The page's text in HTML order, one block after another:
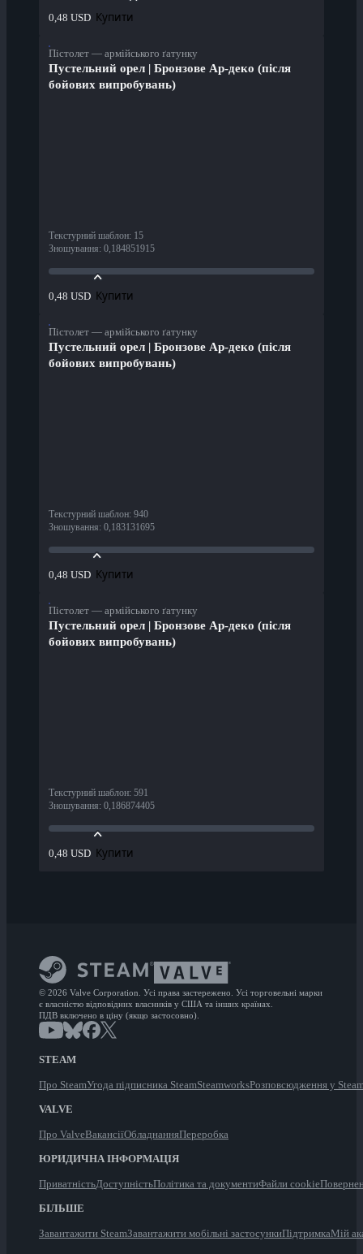
0,48 USD Купити
Пістолет — армійського ґатунку
Пустельний орел | Бронзове Ар-деко (після
бойових випробувань)
Текстурний шаблон: 15
Зношування: 0,184851915
0,48 USD Купити
Пістолет — армійського ґатунку
Пустельний орел | Бронзове Ар-деко (після
бойових випробувань)
Текстурний шаблон: 940
Зношування: 0,183131695
0,48 USD Купити
Пістолет — армійського ґатунку
Пустельний орел | Бронзове Ар-деко (після
бойових випробувань)
Текстурний шаблон: 591
Зношування: 0,186874405
0,48 USD Купити
© 2026 Valve Corporation. Усі права застережено. Усі торговельні марки
є власністю відповідних власників у США та інших країнах.
ПДВ включено в ціну (якщо застосовно).
STEAM
Про SteamУгода підписника SteamSteamworksРозповсюдження у
VALVE
Про ValveВакансіїОбладнанняПереробка
ЮРИДИЧНА ІНФОРМАЦІЯ
ПриватністьДоступністьПолітика та документиФайли cookie
БІЛЬШЕ
Завантажити SteamЗавантажити мобільні застосункиПідтримкаМій